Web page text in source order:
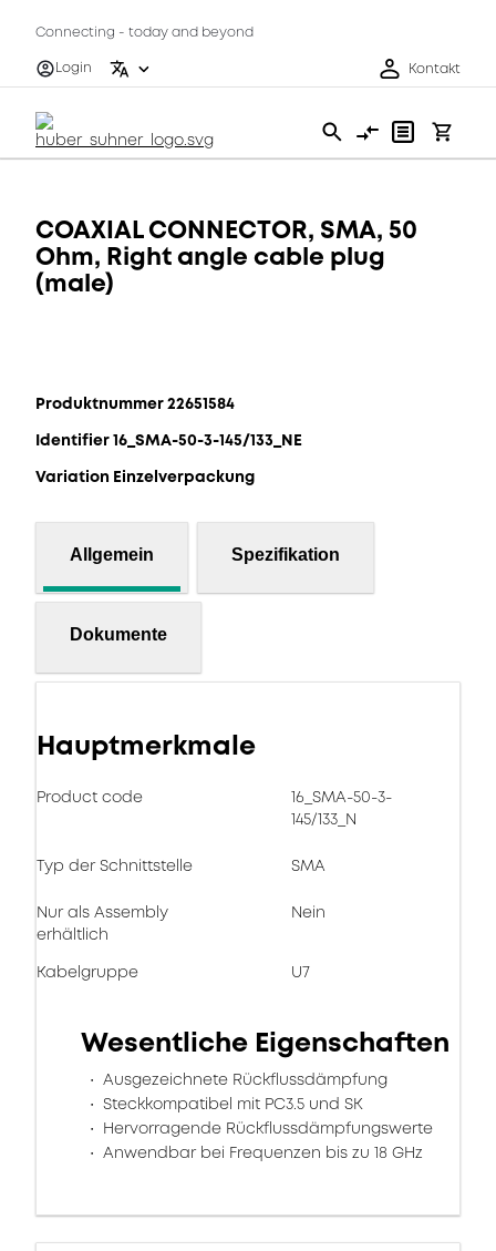
Connecting - today and beyond
Login
Kontakt
COAXIAL CONNECTOR, SMA, 50
Ohm, Right angle cable plug
(male)
Produktnummer 22651584
Identifier 16_SMA-50-3-145/133_NE
Variation Einzelverpackung
Allgemein Spezifikation
Dokumente
Hauptmerkmale
Product code
16_SMA-50-3-
145/133_N
Typ der Schnittstelle SMA
Nur als Assembly
erhältlich
Nein
Kabelgruppe U7
Wesentliche Eigenschaften
Ausgezeichnete Rückflussdämpfung
Steckkompatibel mit PC3.5 und SK
Hervorragende Rückflussdämpfungswerte
Anwendbar bei Frequenzen bis zu 18 GHz